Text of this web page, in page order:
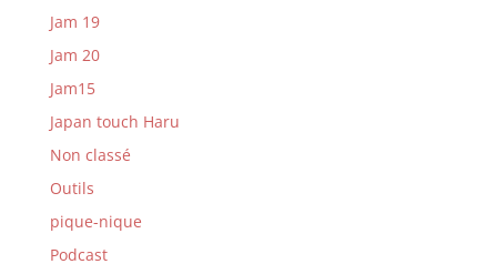
Jam 19
Jam 20
Jam15
Japan touch Haru
Non classé
Outils
pique-nique
Podcast